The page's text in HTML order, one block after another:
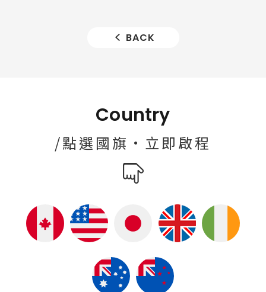
BACK
Country
/點選國旗·立即啟程